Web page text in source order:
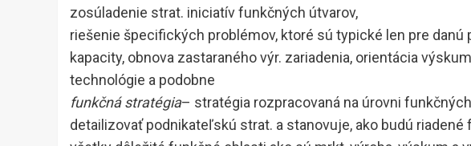
zosúladenie strat. iniciatív funkčných útvarov,
riešenie špecifických problémov, ktoré sú typické len pre danú
kapacity, obnova zastaraného výr. zariadenia, orientácia
technológie a podobne
funkčná stratégia– stratégia rozpracovaná na úrovni
detailizovať podnikateľskú strat. a stanovuje, ako budú